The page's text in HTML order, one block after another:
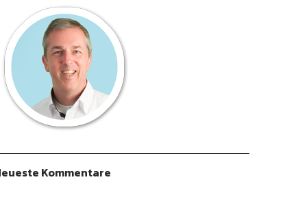
Kommentare